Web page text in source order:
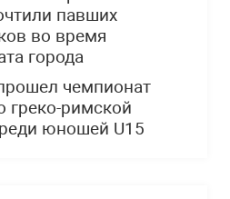
павших
во время
города
чемпионат
греко-римской
юношей U15